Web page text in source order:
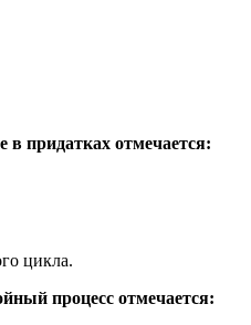
в придатках отмечается:
цикла.
процесс отмечается: